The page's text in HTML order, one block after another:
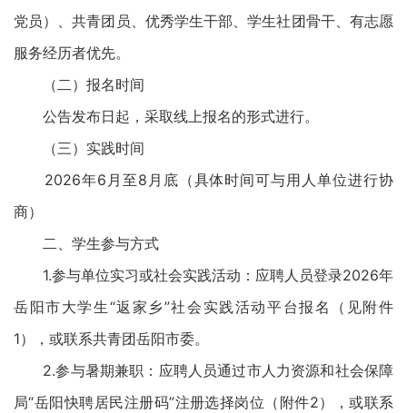
党员）、共青团员、优秀学生干部、学生社团骨干、有志愿
服务经历者优先。
（二）报名时间
公告发布日起，采取线上报名的形式进行。
（三）实践时间
2026年6月至8月底（具体时间可与用人单位进行协
商）
二、学生参与方式
1.参与单位实习或社会实践活动：应聘人员登录2026年
岳阳市大学生“返家乡”社会实践活动平台报名（见附件
1），或联系共青团岳阳市委。
2.参与暑期兼职：应聘人员通过市人力资源和社会保障
局“岳阳快聘居民注册码”注册选择岗位（附件2），或联系